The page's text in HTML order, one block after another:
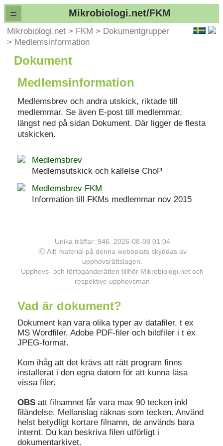
= Mikrobiologi.net/FKM
Mikrobiologi.net > FKM > Dokumentgrupper
> Medlemsinformation
Dokument
Medlemsinformation
Medlemsbrev och andra utskick, riktade till
medlemmar. Se även E-post till medlemmar,
längst ned på sidan Dokument. Där ligger de flesta
utskicken.
Medlemsbrev
Medlemsutskick och kallelse ChoP
Medlemsbrev FKM
Information till FKMs medlemmar nov 2015
Unika träffar: 946. 2026-08-08 01:04
Ⓒ Allt material på denna webbplats skyddas av
upphovsrättslagen.
Upphovs- och förfoganderätten tillhör Mikrobiologi.net och
respektive upphovsman
Vad är dokument?
Dokument kan vara olika typer av datafiler, t ex
MS Wordfiler, Adobe PDF-filer och bildfiler i t ex
JPEG-format.
Kom ihåg att det krävs att rätt program finns
installerat i den egna datorn för att kunna läsa
vissa filer.
OBS att filnamnet får vara max 90 tecken inkl
filändelse. Mellanslag räknas som tecken. Använd
helst betydligt kortare filnamn, de används bara
internt. Du kan beskriva filen utförligt i
dokumentarkivet.